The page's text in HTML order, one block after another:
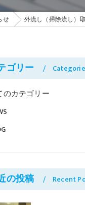
せ 外流し（掃除流し）
ゴリー
のカテゴリー
の投稿 Recent